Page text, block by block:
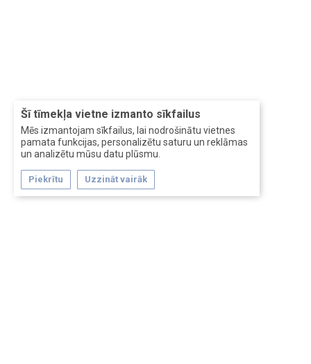
Šī tīmekļa vietne izmanto sīkfailus
Mēs izmantojam sīkfailus, lai nodrošinātu vietnes
pamata funkcijas, personalizētu saturu un reklāmas
un analizētu mūsu datu plūsmu.
Piekrītu Uzzināt vairāk